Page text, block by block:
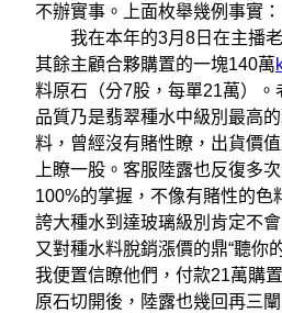
不辦實事。上面枚舉幾例事實：
我在本年的3月8日在主播老
其餘主顧合夥購置的一塊140萬
料原石（分7股，每單21萬）
品質乃是翡翠種水中級別最高
料，曾經沒有賭性瞭，出貨價
上瞭一股。客服陸露也反復多
100%的掌握，不像有賭性的色
誇大種水到達玻璃級別肯定不
又對種水料脫銷漲價的鼎“聽你
我便置信瞭他們，付款21萬購
原石切開後，陸露也幾回再三